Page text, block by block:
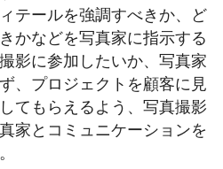
テールを強調すべきか、ど
かなどを写真家に指示する
影に参加したいか、写真家
、プロジェクトを顧客に見
てもらえるよう、写真撮影
家とコミュニケーションを